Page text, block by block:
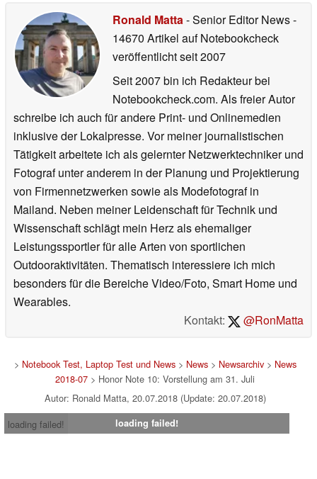
Ronald Matta- Senior Editor News-
14670 Artikel auf Notebookcheck
veröffentlichtseit 2007
Seit 2007 bin ich Redakteur bei
Notebookcheck.com. Als freier Autor
schreibe ich auch für andere Print- und Onlinemedien
inklusive der Lokalpresse. Vor meiner journalistischen
Tätigkeit arbeitete ich als gelernter Netzwerktechniker und
Fotograf unter anderem in der Planung und Projektierung
von Firmennetzwerken sowie als Modefotograf in
Mailand. Neben meiner Leidenschaft für Technik und
Wissenschaft schlägt mein Herz als ehemaliger
Leistungssportler für alle Arten von sportlichen
Outdooraktivitäten. Thematisch interessiere ich mich
besonders für die Bereiche Video/Foto, Smart Home und
Wearables.
Kontakt:
@RonMatta
> Notebook Test, Laptop Test und News> News> Newsarchiv> News
2018-07 > Honor Note 10: Vorstellung am 31. Juli
Autor: Ronald Matta, 20.07.2018 (Update: 20.07.2018)
loading failed!
loading failed!